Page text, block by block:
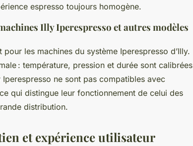
espresso toujours homogène.
Illy Iperespresso et autres modèles
les machines du système Iperespresso d’Illy.
: température, pression et durée sont calibrées
ne sont pas compatibles avec
qui distingue leur fonctionnement de celui des
distribution.
et expérience utilisateur